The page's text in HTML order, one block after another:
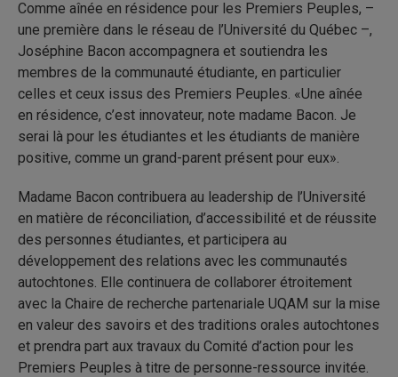
Comme aînée en résidence pour les Premiers Peuples, –
une première dans le réseau de l’Université du Québec –,
Joséphine Bacon accompagnera et soutiendra les
membres de la communauté étudiante, en particulier
celles et ceux issus des Premiers Peuples. «Une aînée
en résidence, c’est innovateur, note madame Bacon. Je
serai là pour les étudiantes et les étudiants de manière
positive, comme un grand-parent présent pour eux».
Madame Bacon contribuera au leadership de l’Université
en matière de réconciliation, d’accessibilité et de réussite
des personnes étudiantes, et participera au
développement des relations avec les communautés
autochtones. Elle continuera de collaborer étroitement
avec la Chaire de recherche partenariale UQAM sur la mise
en valeur des savoirs et des traditions orales autochtones
et prendra part aux travaux du Comité d’action pour les
Premiers Peuples à titre de personne-ressource invitée.